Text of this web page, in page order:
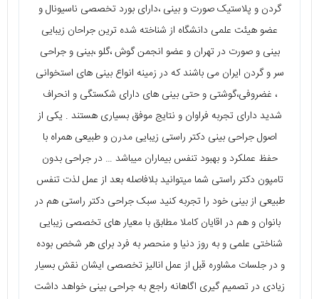
گردن و پلاستیک صورت و بینی ،دارای بورد تخصصی ناسیونال و
عضو هیئت علمی دانشگاه از شناخته شده ترین جراحان زیبایی
بینی و صورت در تهران و عضو انجمن گوش ،گلو ،بینی و جراحی
سر و گردن ایران می باشند که در زمینه انواع بینی های استخوانی
، غضروفی،گوشتی و حتی بینی های دارای شکستگی و انحراف
شدید دارای تجربه فراوان و نتایج موفق بسیاری هستند . یکی از
اصول جراحی بینی دکتر راستی زیبایی مدرن و طبیعی همراه با
حفظ عملکرد و بهبود تنفس بیماران میباشد … در جراحی بدون
تامپون دکتر راستی شما میتوانید بلافاصله بعد از عمل لذت تنفس
طبیعی از بینی خود را تجربه کنید سبک جراحی دکتر راستی هم در
بانوان و هم در اقایان کاملا مطابق با معیار های تخصصی زیبایی
شناختی علمی و به روز دنیا و منحصر به فرد برای هر شخص بوده
و در جلسات مشاوره قبل از عمل انالیز تخصصی ایشان نقش بسیار
زیادی در تصمیم گیری اگاهانه راجع به جراحی بینی خواهد داشت